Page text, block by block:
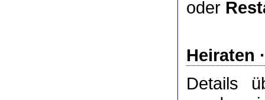
oder
Heiraten
Details